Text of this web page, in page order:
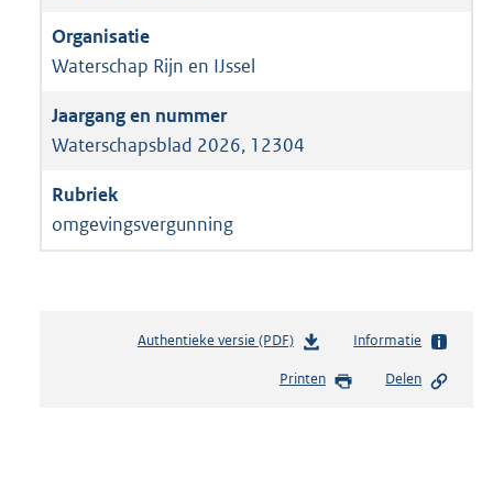
Waterschap Rijn en IJssel
Waterschapsblad 2026, 12304
omgevingsvergunning
Authentieke versie (PDF)b
s
Informatie
Printen Delen